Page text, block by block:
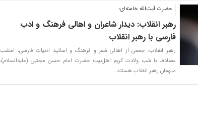
حضرت آیت‌الله خامنه‌ای؛
رهبر انقلاب: دیدار شاعران و اهالی فرهنگ و ادب
فارسی با رهبر انقلاب
رهبر انقلاب: جمعی از اهالی شعر و فرهنگ و اساتید ادبیات فارسی، امشب
مصادف با شب ولادت کریم اهل‌بیت حضرت امام حسن مجتبی (علیه‌السلام)،
میهمان رهبر انقلاب هستند.